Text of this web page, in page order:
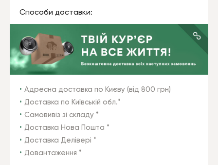
Способи доставки:
Адресна доставка по Києву (від 800 грн)
Доставка по Київській обл.*
Самовивіз зі складу *
Доставка Нова Пошта *
Доставка Делівері *
Довантаження *